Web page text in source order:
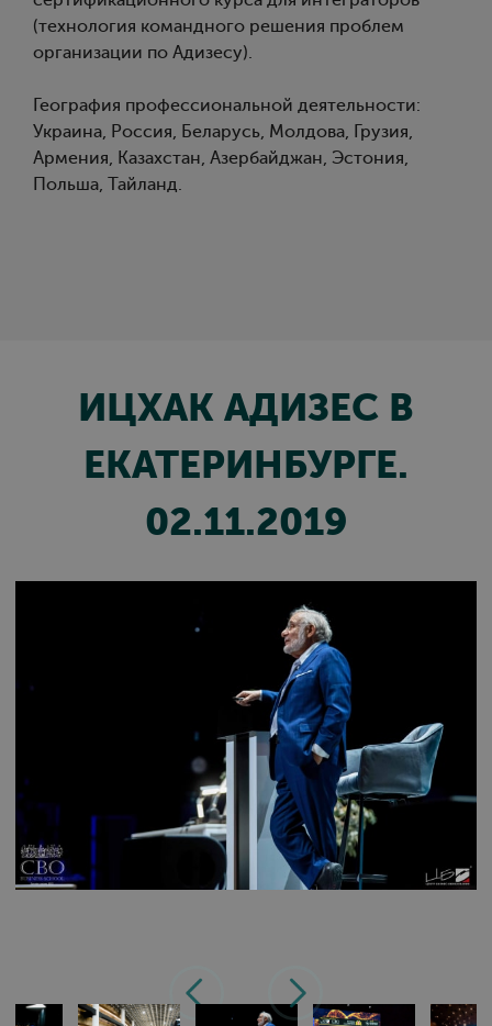
(технология командного решения проблем
организации по Адизесу).
География профессиональной деятельности:
Украина, Россия, Беларусь, Молдова, Грузия,
Армения, Казахстан, Азербайджан, Эстония,
Польша, Тайланд.
ИЦХАК АДИЗЕС В
ЕКАТЕРИНБУРГЕ.
02.11.2019
Previous Next